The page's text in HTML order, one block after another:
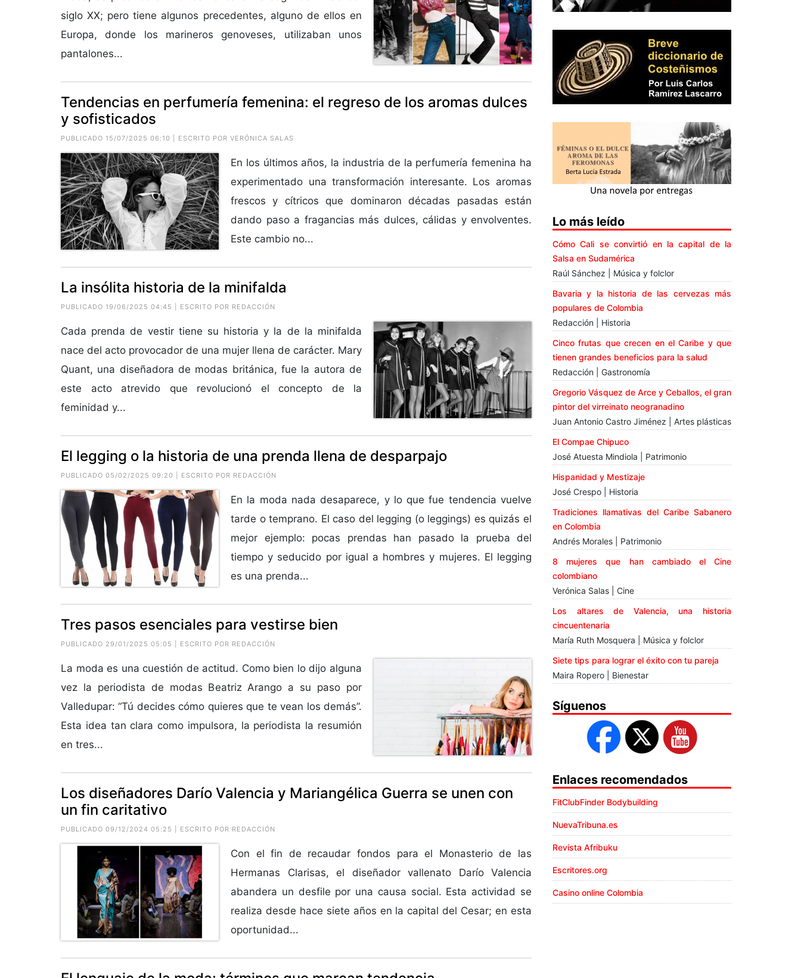
siglo XX; pero tiene algunos precedentes, alguno de ellos en
Europa, donde los marineros genoveses, utilizaban unos
pantalones...
Tendencias en perfumería femenina: el regreso de los aromas dulces
y sofisticados
PUBLICADO 15/07/2025 06:10 | ESCRITO POR VERÓNICA SALAS
En los últimos años, la industria de la perfumería femenina ha
experimentado una transformación interesante. Los aromas
frescos y cítricos que dominaron décadas pasadas están
dando paso a fragancias más dulces, cálidas y envolventes.
Este cambio no...
La insólita historia de la minifalda
PUBLICADO 19/06/2025 04:45 | ESCRITO POR REDACCIÓN
Cada prenda de vestir tiene su historia y la de la minifalda
nace del acto provocador de una mujer llena de carácter. Mary
Quant, una diseñadora de modas británica, fue la autora de
este acto atrevido que revolucionó el concepto de la
feminidad y...
El legging o la historia de una prenda llena de desparpajo
PUBLICADO 05/02/2025 09:20 | ESCRITO POR REDACCIÓN
En la moda nada desaparece, y lo que fue tendencia vuelve
tarde o temprano. El caso del legging (o leggings) es quizás el
mejor ejemplo: pocas prendas han pasado la prueba del
tiempo y seducido por igual a hombres y mujeres. El legging
es una prenda...
Tres pasos esenciales para vestirse bien
PUBLICADO 29/01/2025 05:05 | ESCRITO POR REDACCIÓN
La moda es una cuestión de actitud. Como bien lo dijo alguna
vez la periodista de modas Beatriz Arango a su paso por
Valledupar: “Tú decides cómo quieres que te vean los demás”.
Esta idea tan clara como impulsora, la periodista la resumión
en tres...
Los diseñadores Darío Valencia y Mariangélica Guerra se unen con
un fin caritativo
PUBLICADO 09/12/2024 05:25 | ESCRITO POR REDACCIÓN
Con el fin de recaudar fondos para el Monasterio de las
Hermanas Clarisas, el diseñador vallenato Darío Valencia
abandera un desfile por una causa social. Esta actividad se
realiza desde hace siete años en la capital del Cesar; en esta
oportunidad...
Lo más leído
Cómo Cali se convirtió en la capital de la
Salsa en Sudamérica
Raúl Sánchez | Música y folclor
Bavaria y la historia de las cervezas más
populares de Colombia
Redacción | Historia
Cinco frutas que crecen en el Caribe y que
tienen grandes beneficios para la salud
Redacción | Gastronomía
Gregorio Vásquez de Arce y Ceballos, el gran
pintor del virreinato neogranadino
Juan Antonio Castro Jiménez | Artes plásticas
El Compae Chipuco
José Atuesta Mindiola | Patrimonio
Hispanidad y Mestizaje
José Crespo | Historia
Tradiciones llamativas del Caribe Sabanero
en Colombia
Andrés Morales | Patrimonio
8 mujeres que han cambiado el Cine
colombiano
Verónica Salas | Cine
Los altares de Valencia, una historia
cincuentenaria
María Ruth Mosquera | Música y folclor
Siete tips para lograr el éxito con tu pareja
Maira Ropero | Bienestar
Síguenos
Enlaces recomendados
FitClubFinder Bodybuilding
NuevaTribuna.es
Revista Afribuku
Escritores.org
Casino online Colombia